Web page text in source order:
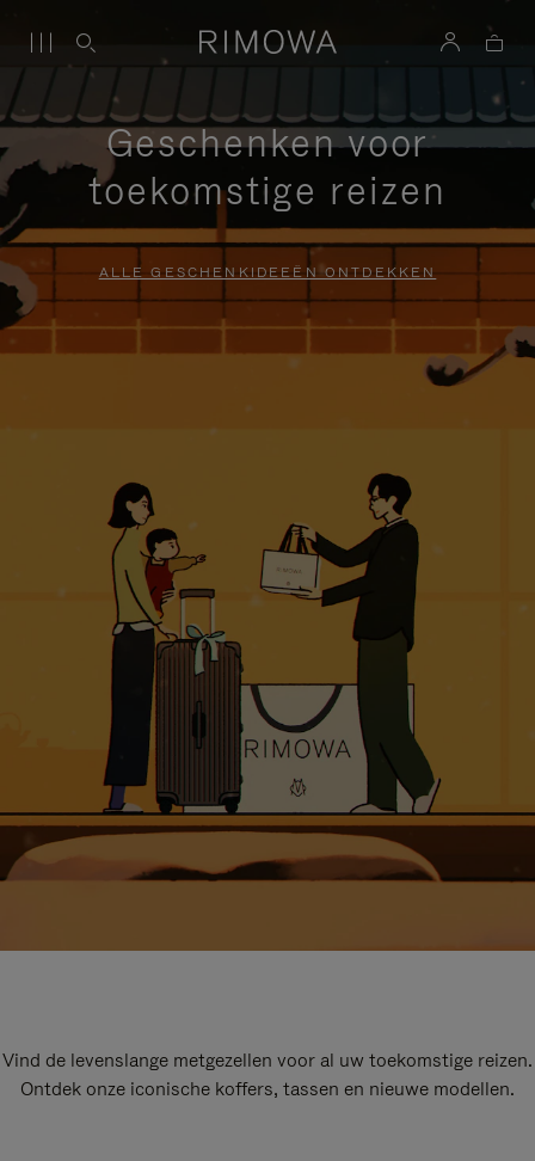
Geschenken voor
toekomstige reizen
ALLE GESCHENKIDEEËN ONTDEKKEN
Vind de levenslange metgezellen voor al uw toekomstige reizen.
Ontdek onze iconische koffers, tassen en nieuwe modellen.